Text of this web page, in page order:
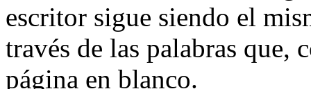
escritor sigue siendo el
través de las palabras que,
página en blanco.